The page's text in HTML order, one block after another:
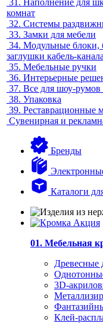
31. Наполнение для
комнат
32. Системы
33. Замки для мебели
34. Модульные блоки,
заглушки кабель-канала
35. Мебельные ручки
36. Интерьерные
37. Все для шоу-румов
38. Упаковка
39. Реставрационные
Сувенирная и
Бренды
Каталоги
01. Мебельная
Древесные
3D-
Клей-